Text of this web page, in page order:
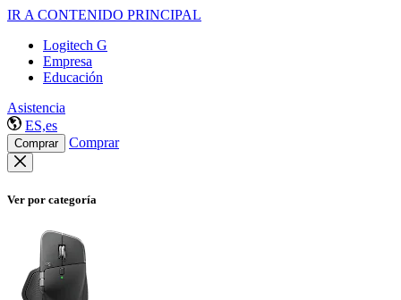
IR A CONTENIDO PRINCIPAL
Logitech G
Empresa
Educación
Asistencia
ES,es
Comprar Comprar
Ver por categoría